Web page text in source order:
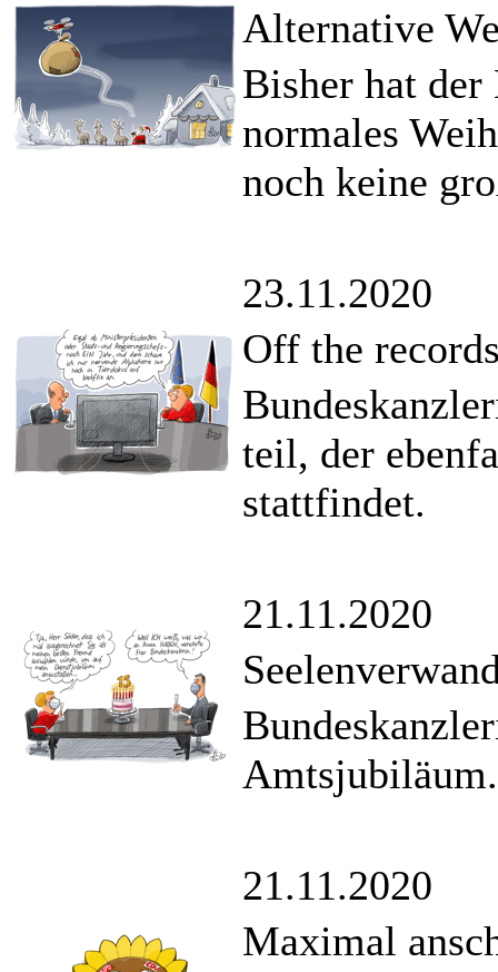
Alternative
Bisher hat
normales
noch keine
23.11.2020
Off the
teil, der
stattfindet.
21.11.2020
Amtsjubiläum.
21.11.2020
Maximal